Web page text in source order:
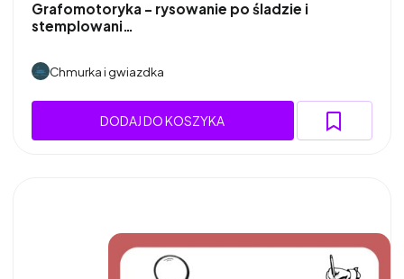
Grafomotoryka - rysowanie po śladzie i
stemplowani…
Chmurka i gwiazdka
DODAJ DO KOSZYKA